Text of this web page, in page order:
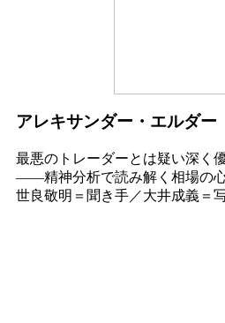
アレキサンダー・エルダー
最悪のトレーダーとは疑い深く
――精神分析で読み解く相場の
世良敬明＝聞き手／大井成義＝